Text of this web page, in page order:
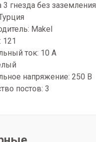
3 гнезда без заземления
Makel
121
ток: 10 А
напряжение: 250 В
постов: 3